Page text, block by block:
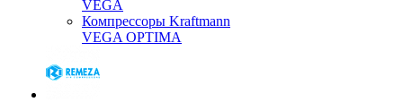
VEGA
Компрессоры Kraftmann
VEGA OPTIMA